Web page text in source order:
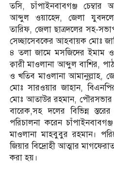
তসি, চাঁপাইনবাবগঞ্জ চেম্বার
আব্দুল ওয়াহেদ, জেলা
তারিফ, জেলা ছাত্রদলের সহ-
সেচ্ছাসেবকের আহবায়ক মোঃ
৪ তলা জামে মসজিদের
ক্বারী মাওলানা আব্দুল বাশির,
ও খতিব মাওলানা আমানুল্লাহ,
মোঃ সারওয়ার জাহান,
মোঃ আতাউর রহমান, পৌরসভার
বারেক,সহ দলের বিভিন্ন
পরিচালনা করেন
মাওলানা মাহবুবুর রহমান।
জিয়ার বিদ্রোহী আত্মার
করা হয়।